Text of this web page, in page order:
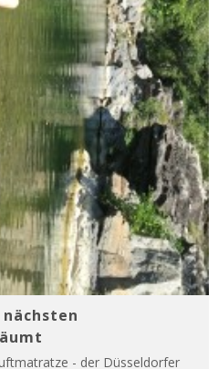
- der Düsseldorfer